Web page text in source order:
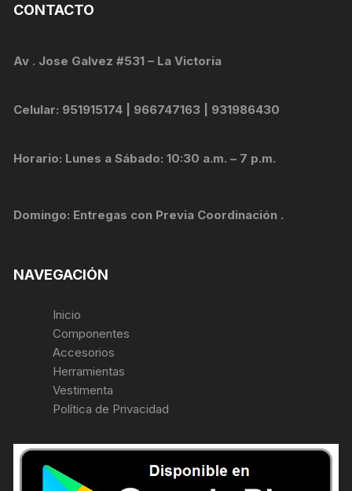
CONTACTO
Av . Jose Galvez #531 – La Victoria
Celular: 951915174 | 966747163 | 931986430
Horario: Lunes a Sábado: 10:30 a.m. – 7 p.m.
Domingo: Entregas con Previa Coordinación .
NAVEGACIÓN
Inicio
Componentes
Accesorios
Herramientas
Vestimenta
Política de Privacidad